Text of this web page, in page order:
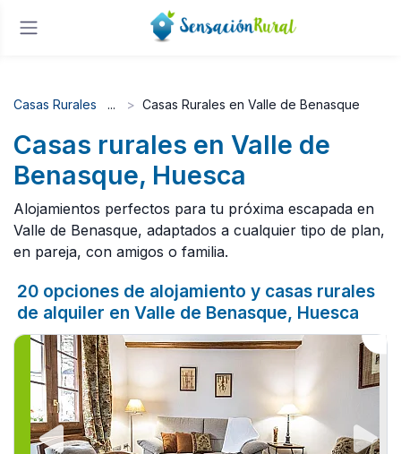
Casas Rurales Casas Rurales en Valle de Benasque
Casas rurales en Valle de
Benasque, Huesca
Alojamientos perfectos para tu próxima escapada en
Valle de Benasque, adaptados a cualquier tipo de plan,
en pareja, con amigos o familia.
20 opciones de alojamiento y casas rurales
de alquiler en Valle de Benasque, Huesca